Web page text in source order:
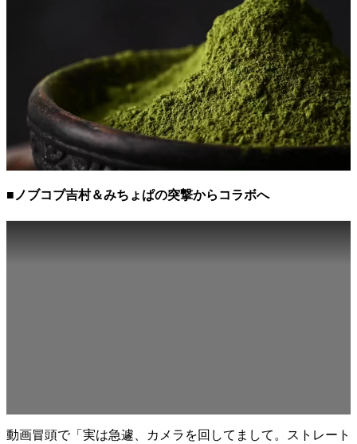
■ノブコブ吉村＆みちょぱの突撃からコラボへ
動画冒頭で「実は急遽、カメラを回してまして。ストレート